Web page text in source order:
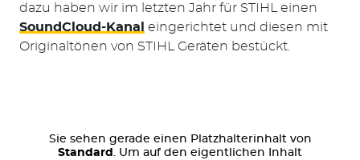
dazu haben wir im letzten Jahr für STIHL einen
SoundCloud-Kanal eingerichtet und diesen mit
Originaltönen von STIHL Geräten bestückt.
Sie sehen gerade einen Platzhalterinhalt von
Standard . Um auf den eigentlichen Inhalt